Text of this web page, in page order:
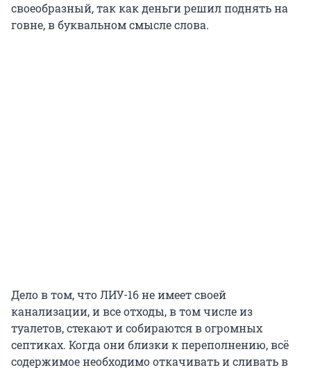
своеобразный, так как деньги решил поднять на
говне, в буквальном смысле слова.
Дело в том, что ЛИУ-16 не имеет своей
канализации, и все отходы, в том числе из
туалетов, стекают и собираются в огромных
септиках. Когда они близки к переполнению, всё
содержимое необходимо откачивать и сливать в